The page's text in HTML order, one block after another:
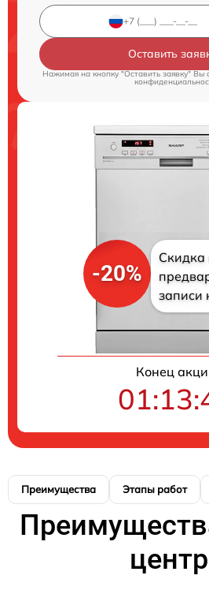
Оставить
Нажимая на кнопку "Оставить заявку" Вы
-20%
Скидка
записи
Конец
Преимущества Этапы работ